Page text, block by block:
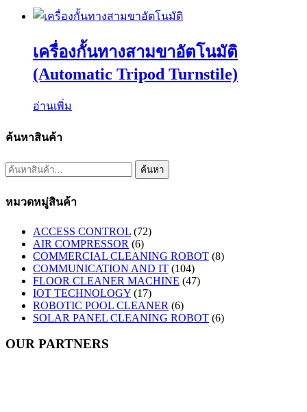
เครื่องกั้นทางสามขาอัตโนมัติ
(Automatic Tripod Turnstile)
อ่านเพิ่ม
ค้นหาสินค้า
ค้นหา: ค้นหา
หมวดหมู่สินค้า
ACCESS CONTROL (72)
AIR COMPRESSOR (6)
COMMERCIAL CLEANING ROBOT (8)
COMMUNICATION AND IT (104)
FLOOR CLEANER MACHINE (47)
IOT TECHNOLOGY (17)
ROBOTIC POOL CLEANER (6)
SOLAR PANEL CLEANING ROBOT (6)
OUR PARTNERS